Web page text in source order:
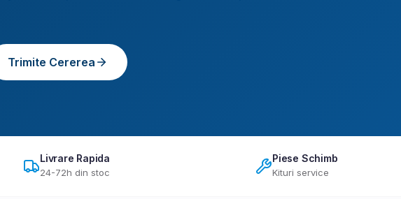
Trimite Cererea
Livrare Rapida
24-72h din stoc
Piese Schimb
Kituri service